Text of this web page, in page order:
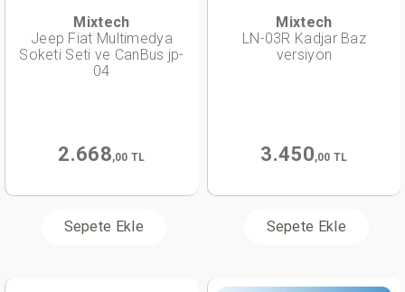
Mixtech
Jeep Fiat Multimedya
Soketi Seti ve CanBus jp-
04
2.668,00 TL
Sepete Ekle
Mixtech
LN-03R Kadjar Baz
versiyon
3.450,00 TL
Sepete Ekle